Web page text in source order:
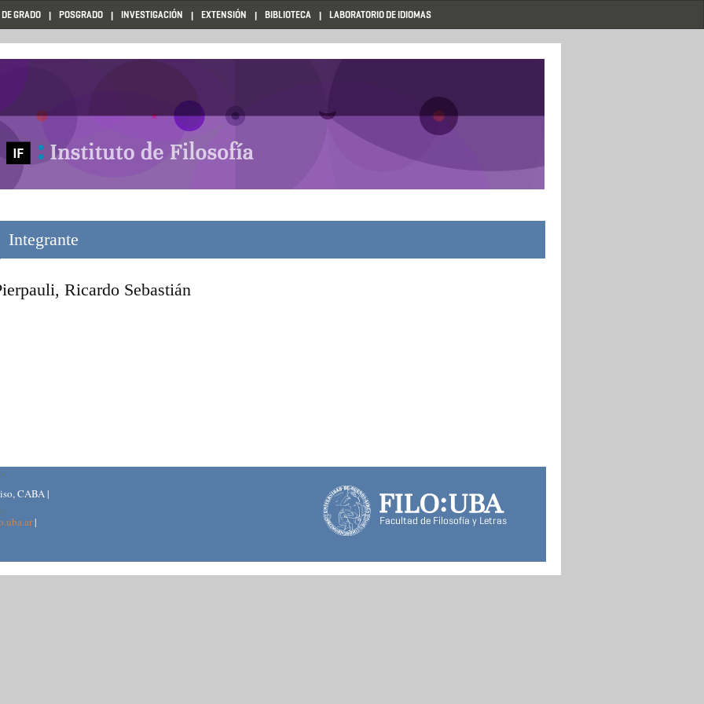
GRADO POSGRADO INVESTIGACIÓN EXTENSIÓN BIBLIOTECA LABORATORIO DE IDIOMAS
Integrante
Ricardo Sebastián
CABA |
|